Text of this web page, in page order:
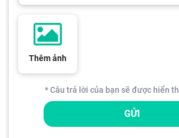
Thêm ảnh
* Câu trả lời của bạn sẽ được hiển
GỬI